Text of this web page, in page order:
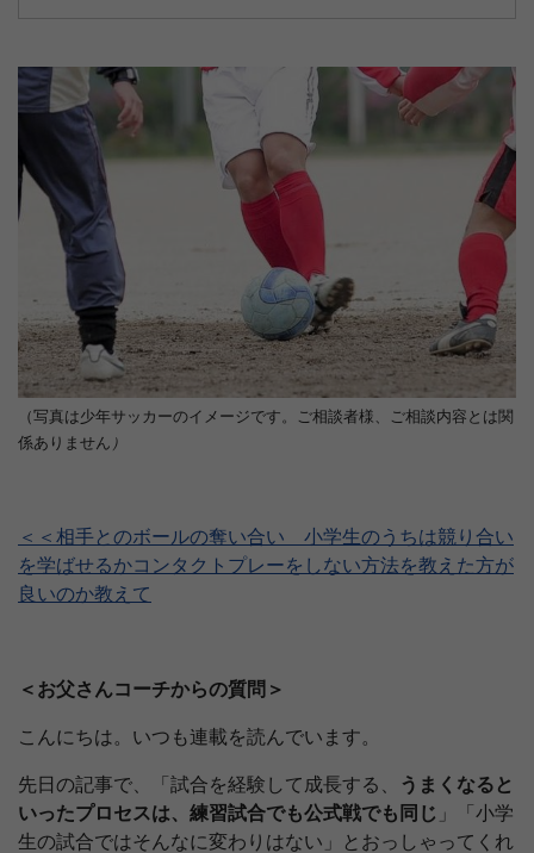
（写真は少年サッカーのイメージです。ご相談者様、ご相談内容とは関
係ありません ）
＜＜相手とのボールの奪い合い 小学生のうちは競り合い
を学ばせるかコンタクトプレーをしない方法を教えた方が
良いのか教えて
＜お父さんコーチからの質問＞
こんにちは。いつも連載を読んでいます。
先日の記事で、「試合を経験して成長する、
うまくなると
いったプロセスは、練習試合でも公式戦でも同じ 」「小学
生の試合ではそんなに変わりはない」とおっしゃってくれ